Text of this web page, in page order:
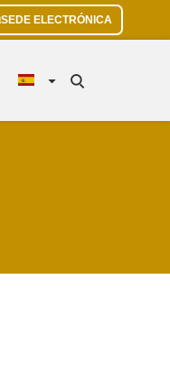
SEDE ELECTRÓNICA